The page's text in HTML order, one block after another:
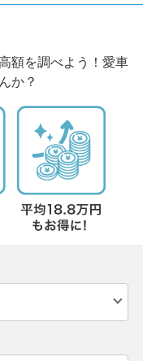
額を調べよう！愛車
か？